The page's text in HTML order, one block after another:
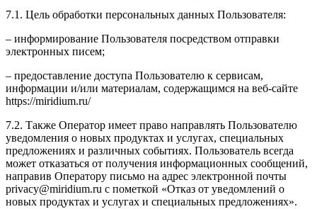
7.1. Цель обработки персональных данных Пользователя:
– информирование Пользователя посредством отправки
электронных писем;
– предоставление доступа Пользователю к сервисам,
информации и/или материалам, содержащимся на веб-сайте
https://miridium.ru/
7.2. Также Оператор имеет право направлять Пользователю
уведомления о новых продуктах и услугах, специальных
предложениях и различных событиях. Пользователь всегда
может отказаться от получения информационных сообщений,
направив Оператору письмо на адрес электронной почты
privacy@miridium.ru с пометкой «Отказ от уведомлений о
новых продуктах и услугах и специальных предложениях».